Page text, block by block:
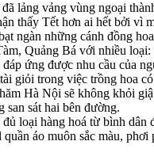
lảng vảng vùng ngoại
thấy Tết hơn ai hết bởi vì
ngàn những cánh đồng
Quảng Bá với nhiều
ứng được nhu cầu của
giỏi trong việc trồng hoa
Hà Nội sẽ không khỏi
sát hai bên đường.
loại hàng hoá từ bình dân
áo muôn sắc màu,